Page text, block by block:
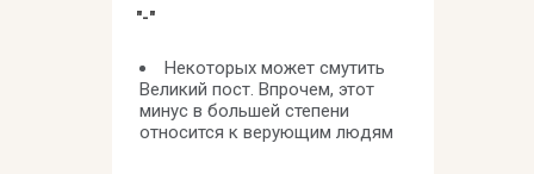
"-"
Некоторых может смутить
Великий пост. Впрочем, этот
минус в большей степени
относится к верующим людям